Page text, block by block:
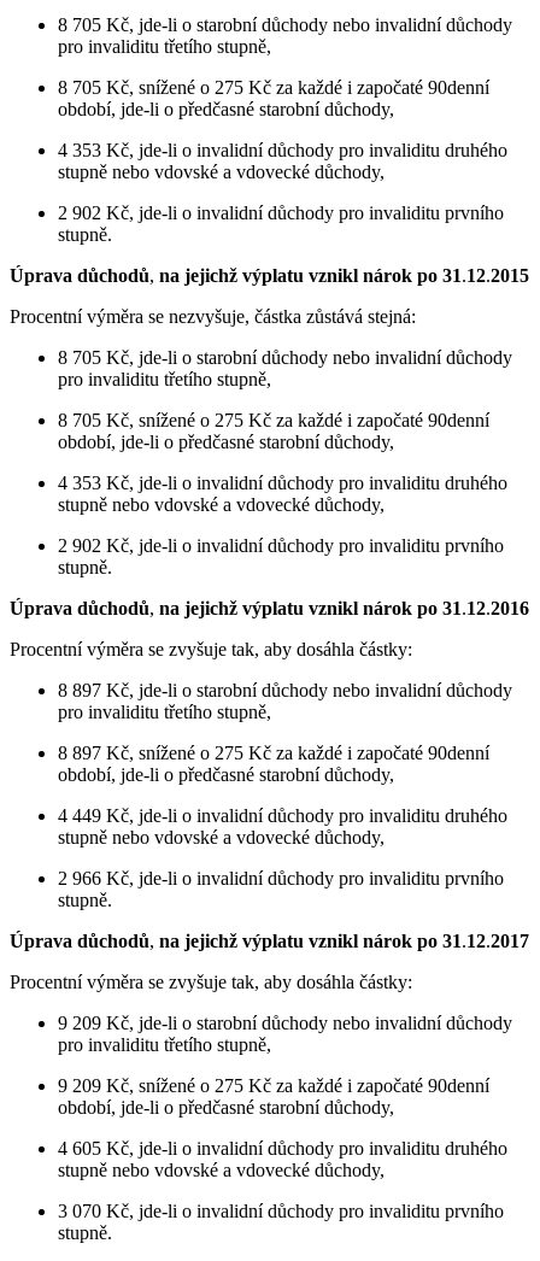
8 705 Kč, jde-li o starobní důchody nebo invalidní důchody
pro invaliditu třetího stupně,
8 705 Kč, snížené o 275 Kč za každé i započaté 90denní
období, jde-li o předčasné starobní důchody,
4 353 Kč, jde-li o invalidní důchody pro invaliditu druhého
stupně nebo vdovské a vdovecké důchody,
2 902 Kč, jde-li o invalidní důchody pro invaliditu prvního
stupně.
Úprava důchodů, na jejichž výplatu vznikl nárok po 31.12.2015
Procentní výměra se nezvyšuje, částka zůstává stejná:
8 705 Kč, jde-li o starobní důchody nebo invalidní důchody
pro invaliditu třetího stupně,
8 705 Kč, snížené o 275 Kč za každé i započaté 90denní
období, jde-li o předčasné starobní důchody,
4 353 Kč, jde-li o invalidní důchody pro invaliditu druhého
stupně nebo vdovské a vdovecké důchody,
2 902 Kč, jde-li o invalidní důchody pro invaliditu prvního
stupně.
Úprava důchodů, na jejichž výplatu vznikl nárok po 31.12.2016
Procentní výměra se zvyšuje tak, aby dosáhla částky:
8 897 Kč, jde-li o starobní důchody nebo invalidní důchody
pro invaliditu třetího stupně,
8 897 Kč, snížené o 275 Kč za každé i započaté 90denní
období, jde-li o předčasné starobní důchody,
4 449 Kč, jde-li o invalidní důchody pro invaliditu druhého
stupně nebo vdovské a vdovecké důchody,
2 966 Kč, jde-li o invalidní důchody pro invaliditu prvního
stupně.
Úprava důchodů, na jejichž výplatu vznikl nárok po 31.12.2017
Procentní výměra se zvyšuje tak, aby dosáhla částky:
9 209 Kč, jde-li o starobní důchody nebo invalidní důchody
pro invaliditu třetího stupně,
9 209 Kč, snížené o 275 Kč za každé i započaté 90denní
období, jde-li o předčasné starobní důchody,
4 605 Kč, jde-li o invalidní důchody pro invaliditu druhého
stupně nebo vdovské a vdovecké důchody,
3 070 Kč, jde-li o invalidní důchody pro invaliditu prvního
stupně.